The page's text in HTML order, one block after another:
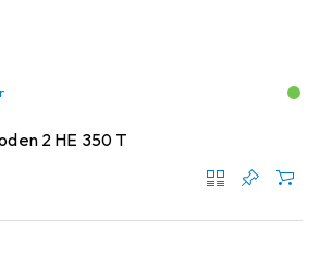
2 HE 350 T